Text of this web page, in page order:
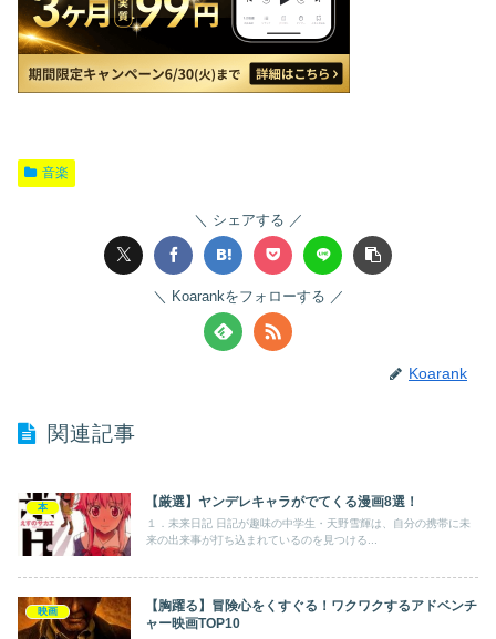
音楽
シェアする
Koarankをフォローする
Koarank
関連記事
本 【厳選】ヤンデレキャラがでてくる漫画8選！
１．未来日記 日記が趣味の中学生・天野雪輝は、自分の携帯に未
来の出来事が打ち込まれているのを見つける...
映画
【胸躍る】冒険心をくすぐる！ワクワクするアドベンチ
ャー映画TOP10